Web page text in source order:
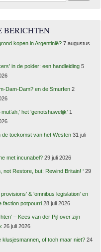
BERICHTEN
kopen in Argentinië? 7 augustus
in de polder: een handleiding 5
Dam-Dam? en de Smurfen 2
het ‘genotshuwelijk’ 1
de toekomst van het Westen 31 juli
met incunabel? 29 juli 2026
not Restore, but: Rewind Britain! ‘ 29
& ‘omnibus legislation’ en
faction potpourri 28 juli 2026
– Kees van der Pijl over zijn
26 juli 2026
klusjesmannen, of toch maar niet? 24